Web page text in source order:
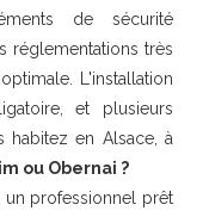
de sécurité
réglementations très
L'installation
et plusieurs
habitez en Alsace, à
ou Obernai ?
professionnel prêt